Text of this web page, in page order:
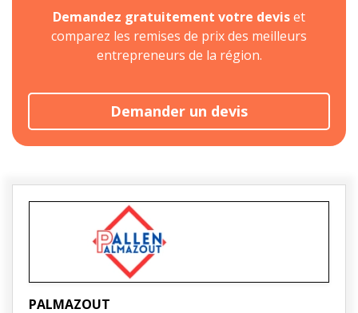
Demandez gratuitement votre deviset
comparez les remises de prix des meilleurs
entrepreneurs de la région.
Demander un devis
PALMAZOUT